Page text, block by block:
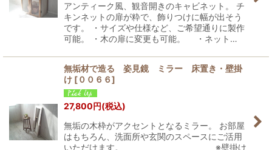
アンティーク風、観音開きのキャビネット。 チ
キンネットの扉が粋で、飾りつけに幅が出そう
です。 ・サイズや仕様など、ご希望通りに製作
可能。 ・木の扉に変更も可能。 ・ネット…
無垢材で造る 姿見鏡 ミラー 床置き・壁掛
け [００６６]
27,800円(税込)
無垢の木枠がアクセントとなるミラー。 お部屋
はもちろん、洗面所や玄関のスペースにご活用
いただけます。 ※壁掛け